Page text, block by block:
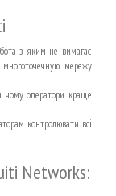
з яким не вимагає
мережу
чому оператори краще
контролювати всі
Networks: